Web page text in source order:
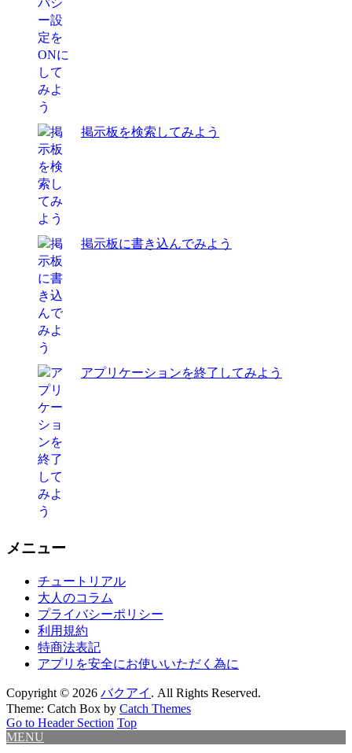
掲示板を検索してみよう
掲示板に書き込んでみよう
アプリケーションを終了してみよう
メニュー
チュートリアル
大人のコラム
プライバシーポリシー
利用規約
特商法表記
アプリを安全にお使いいただく為に
Copyright © 2026 バクアイ . All Rights Reserved.
Theme: Catch Box by Catch Themes
Go to Header Section Top
MENU